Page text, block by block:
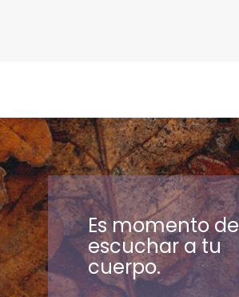
Es momento de
escuchar a tu
cuerpo.